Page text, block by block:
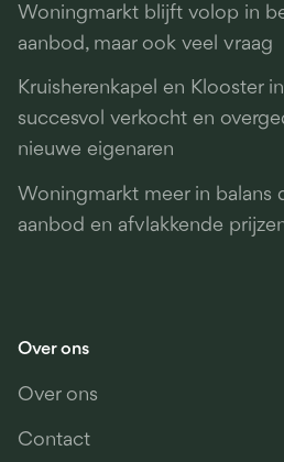
Woningmarkt blijft volop in
aanbod, maar ook veel vraag
Kruisherenkapel en Klooster
succesvol verkocht en
nieuwe eigenaren
Woningmarkt meer in balans
aanbod en afvlakkende
Over ons
Over ons
Contact